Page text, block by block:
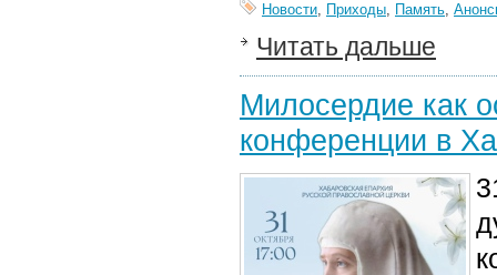
Новости, Приходы, Память,
Читать дальше
Милосердие как
конференции в